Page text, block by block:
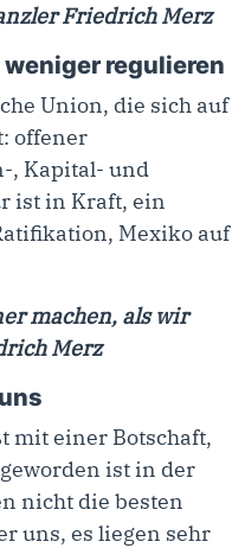
Friedrich Merz
weniger regulieren
Union, die sich auf
offener
, Kapital- und
ist in Kraft, ein
Mexiko auf
machen, als wir
Merz
mit einer Botschaft,
ist in der
nicht die besten
uns, es liegen sehr